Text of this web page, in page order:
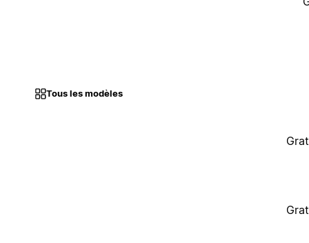
Tous les modèles